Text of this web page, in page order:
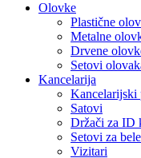
Olovke
Plastične
Metalne
Drvene
Setovi
Kancelarija
Kancelarijski
Satovi
Držači za ID
Setovi za
Vizitari